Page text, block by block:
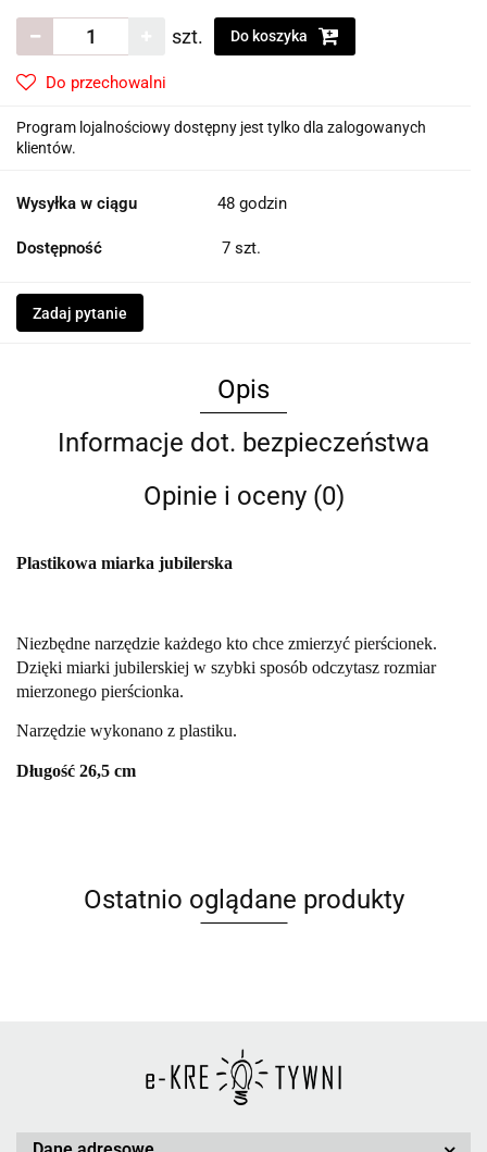
szt. Do koszyka
Do przechowalni
Program lojalnościowy dostępny jest tylko dla zalogowanych
klientów.
Wysyłka w ciągu 48 godzin
Dostępność 7 szt.
Zadaj pytanie
Opis
Informacje dot. bezpieczeństwa
Opinie i oceny (0)
Plastikowa miarka jubilerska
Niezbędne narzędzie każdego kto chce zmierzyć pierścionek.
Dzięki miarki jubilerskiej w szybki sposób odczytasz rozmiar
mierzonego pierścionka.
Narzędzie wykonano z plastiku.
Długość 26,5 cm
Ostatnio oglądane produkty